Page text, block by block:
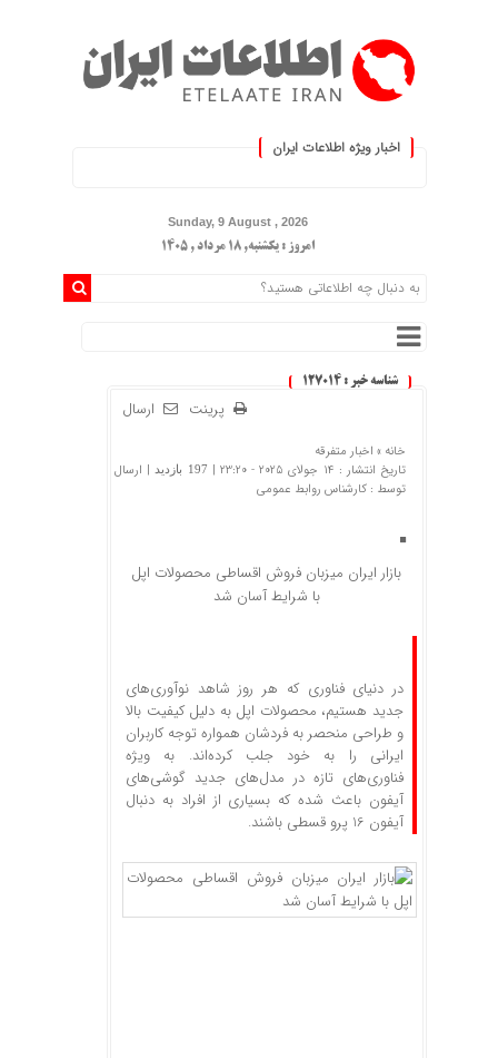
اخبار ویژه اطلاعات ایران
Sunday, 9 August , 2026
امروز : یکشنبه, ۱۸ مرداد , ۱۴۰۵
شناسه خبر : 127014
ارسال پرینت
خانه » اخبار متفرقه
تاریخ انتشار : 14 جولای 2025 - 23:20 |
197 بازدید
| ارسال
توسط : کارشناس روابط عمومی
بازار ایران میزبان فروش اقساطی محصولات اپل
با شرایط آسان شد
در دنیای فناوری که هر روز شاهد نوآوری‌های
جدید هستیم، محصولات اپل به دلیل کیفیت بالا
و طراحی منحصر به فردشان همواره توجه کاربران
ایرانی را به خود جلب کرده‌اند. به ویژه
فناوری‌های تازه در مدل‌های جدید گوشی‌های
آیفون باعث شده که بسیاری از افراد به دنبال
آیفون 16 پرو قسطی باشند.